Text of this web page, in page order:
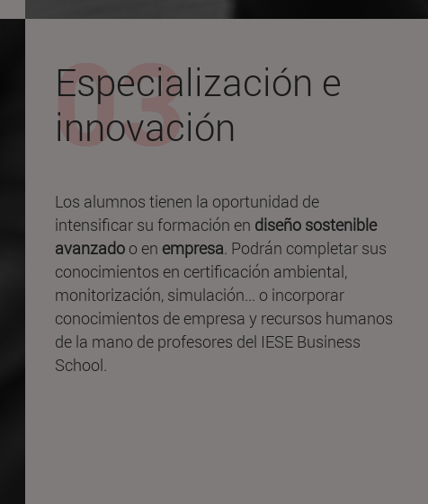
Especialización e
innovación
Los alumnos tienen la oportunidad de
intensificar su formación en diseño sostenible
avanzadoo en empresa. Podrán completar sus
conocimientos en certificación ambiental,
monitorización, simulación... o incorporar
conocimientos de empresa y recursos humanos
de la mano de profesores del IESE Business
School.